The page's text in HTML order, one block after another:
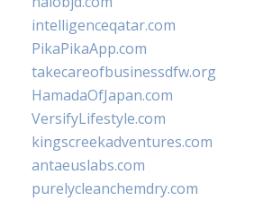
intelligenceqatar.com
PikaPikaApp.com
takecareofbusinessdfw.org
HamadaOfJapan.com
VersifyLifestyle.com
kingscreekadventures.com
antaeuslabs.com
purelycleanchemdry.com